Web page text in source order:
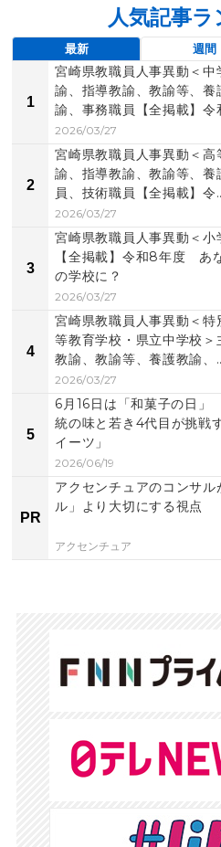
人気記事
最新 週間
1
宮崎県教職員人事異動＜中
諭、指導教諭、教諭等、養
諭、事務職員【全掲載】令
2026/03/27
2
宮崎県教職員人事異動＜高
諭、指導教諭、教諭等、養
員、技術職員【全掲載】令
2026/03/27
3
宮崎県教職員人事異動＜小
【全掲載】令和8年度 あ
の学校に？
2026/03/27
4
宮崎県教職員人事異動＜特
等教育学校・県立中学校＞
教諭、教諭等、養護教諭、
2026/03/27
5
6月16日は「和菓子の日
統の味と若き4代目が挑戦
イーツ」
2026/06/19
PR
アクセンチュアのコンサル
ル」より大切にする視点
アクセンチュア